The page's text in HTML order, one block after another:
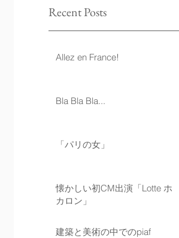
Recent Posts
Allez en France!
Bla Bla Bla...
「パリの女」
懐かしい初CM出演「Lotte ホ
カロン」
建築と美術の中でのpiaf